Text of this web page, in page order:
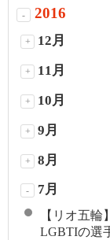
- 2016
+ 12月
+ 11月
+ 10月
+ 9月
+ 8月
- 7月
【リオ五
LGBTIの選